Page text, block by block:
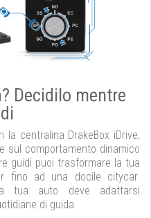
Decidilo mentre
centralina DrakeBox iDrive,
sul comportamento dinamico
guidi puoi trasformare la tua
fino ad una docile citycar.
tua auto deve adattarsi
di guida.